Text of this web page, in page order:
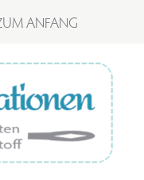
ANFANG